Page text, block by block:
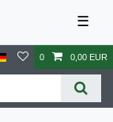
☰
0 0,00 EUR